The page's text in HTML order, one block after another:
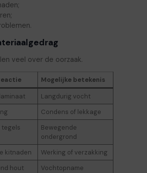
veel over de oorzaak.
Mogelijke betekenis
Langdurig vocht
Condens of lekkage
tegels
Bewegende
ondergrond
kitnaden
Werking of verzakking
hout
Vochtopname